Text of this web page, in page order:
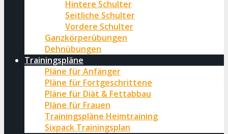
Hintere Schulter
Seitliche Schulter
Vordere Schulter
Ganzkörperübungen
Dehnübungen
Trainingspläne
Pläne für Anfänger
Pläne für Fortgeschrittene
Pläne für Diät & Fettabbau
Pläne für Frauen
Trainingspläne Heimtraining
Sixpack Trainingsplan